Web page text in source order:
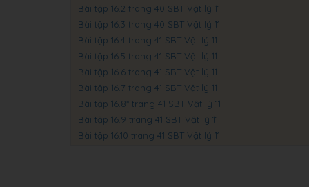
Bài tập 16.2 trang 40 SBT Vật lý 11
Bài tập 16.3 trang 40 SBT Vật lý 11
Bài tập 16.4 trang 41 SBT Vật lý 11
Bài tập 16.5 trang 41 SBT Vật lý 11
Bài tập 16.6 trang 41 SBT Vật lý 11
Bài tập 16.7 trang 41 SBT Vật lý 11
Bài tập 16.8* trang 41 SBT Vật lý 11
Bài tập 16.9 trang 41 SBT Vật lý 11
Bài tập 16.10 trang 41 SBT Vật lý 11